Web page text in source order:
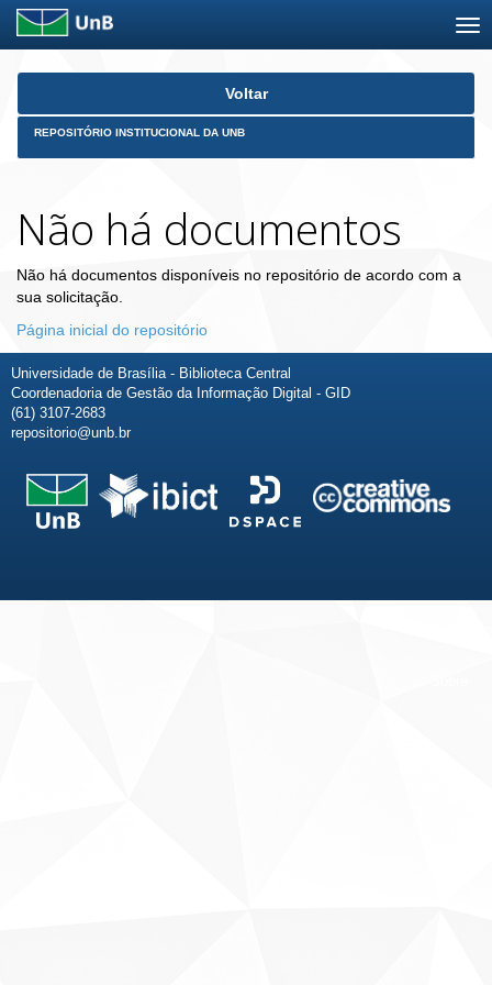
Skip
Voltar
REPOSITÓRIO INSTITUCIONAL DA UNB
Não há documentos
Não há documentos disponíveis no repositório de acordo com a
sua solicitação.
Página inicial do repositório
Universidade de Brasília - Biblioteca Central
Coordenadoria de Gestão da Informação Digital - GID
(61) 3107-2683
repositorio@unb.br